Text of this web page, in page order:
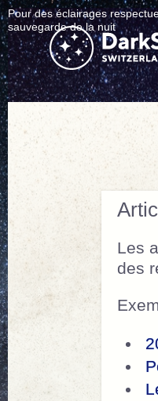
Pour des éclairages
sauvegarde de la nuit
Les
des